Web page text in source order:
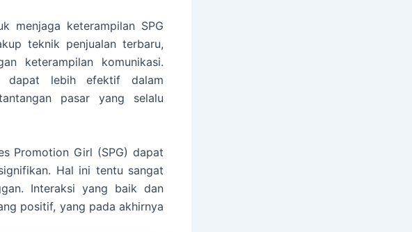
menjaga keterampilan SPG
teknik penjualan terbaru,
keterampilan komunikasi.
dapat lebih efektif dalam
pasar yang selalu
Promotion Girl (SPG) dapat
Hal ini tentu sangat
Interaksi yang baik dan
positif, yang pada akhirnya